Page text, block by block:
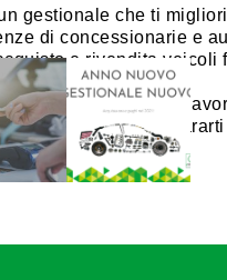
gestionale che ti
di concessionarie e
e rivendita
i processi di
necessario per